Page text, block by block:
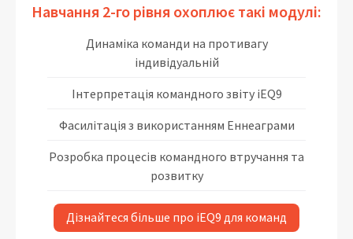
Навчання 2-го рівня охоплює такі модулі:
Динаміка команди на противагу
індивідуальній
Інтерпретація командного звіту iEQ9
Фасилітація з використанням Еннеаграми
Розробка процесів командного втручання та
розвитку
Дізнайтеся більше про iEQ9 для команд